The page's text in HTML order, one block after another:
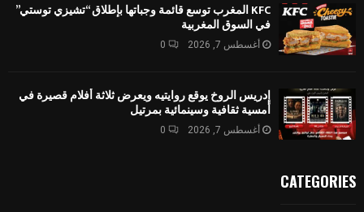
KFC المغرب توسع قائمة وجباتها بإطلاق “تشيزي توستي”
في السوق المغربية
أغسطس 7, 2026 0
إدريس الروخ يوقع روايتيه ويعرض ثلاثة أفلام قصيرة في
أمسية ثقافية وسينمائية بمرتيل
أغسطس 7, 2026 0
CATEGORIES